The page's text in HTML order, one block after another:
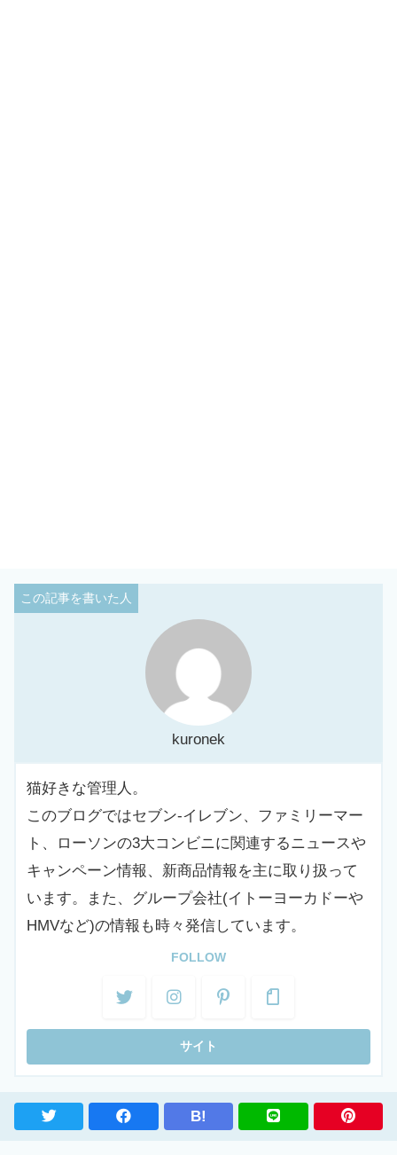
kuronek
猫好きな管理人。
このブログではセブン-イレブン、ファミリーマー
ト、ローソンの3大コンビニに関連するニュースや
キャンペーン情報、新商品情報を主に取り扱って
います。また、グループ会社(イトーヨーカドーや
HMVなど)の情報も時々発信しています。
FOLLOW
B!